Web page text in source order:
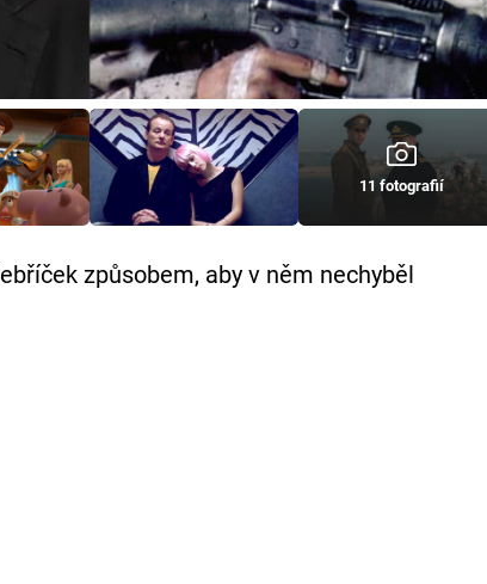
11 fotografií
způsobem, aby v něm nechyběl